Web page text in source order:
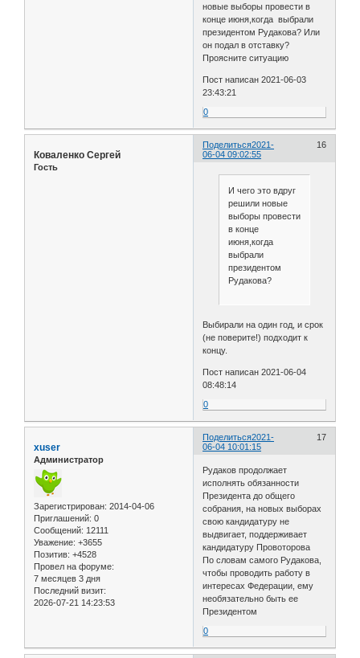
новые выборы провести в
конце июня,когда выбрали
президентом Рудакова? Или
он подал в отставку?
Проясните ситуацию
Пост написан 2021-06-03
23:43:21
0
Поделиться 16
2021-
06-04 09:02:55
Коваленко Сергей
Гость
И чего это вдруг
решили новые
выборы провести
в конце
июня,когда
выбрали
президентом
Рудакова?
Выбирали на один год, и срок
(не поверите!) подходит к
концу.
Пост написан 2021-06-04
08:48:14
0
Поделиться 17
2021-
06-04 10:01:15
xuser
Администратор
Зарегистрирован: 2014-04-06
Приглашений: 0
Сообщений: 12111
Уважение: +3655
Позитив: +4528
Провел на форуме:
7 месяцев 3 дня
Последний визит:
2026-07-21 14:23:53
Рудаков продолжает
исполнять обязанности
Президента до общего
собрания, на новых выборах
свою кандидатуру не
выдвигает, поддерживает
кандидатуру Провоторова
По словам самого Рудакова,
чтобы проводить работу в
интересах Федерации, ему
необязательно быть ее
Президентом
0